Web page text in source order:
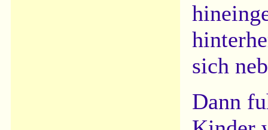
sich
Dann